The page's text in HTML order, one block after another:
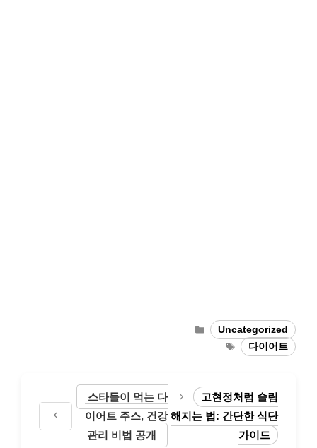
Categories
Uncategorized
Tags다이어트
스타들이 먹는 다
이어트 주스, 건강
관리 비법 공개
고현정처럼 슬림
해지는 법: 간단한 식단
가이드